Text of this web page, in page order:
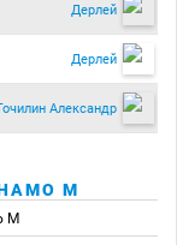
Дерлей
Дерлей
Александр
М
М